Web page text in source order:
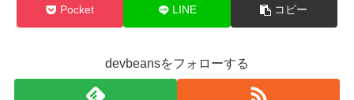
Pocket LINE コピー
devbeansをフォローする